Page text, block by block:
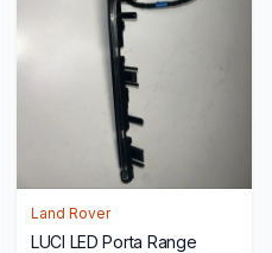
Land Rover
LUCI LED Porta Range